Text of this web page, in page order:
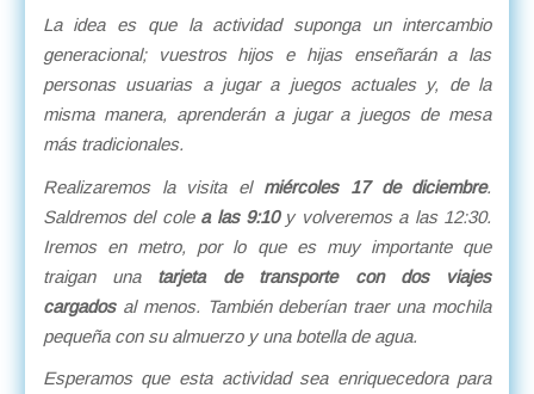
La idea es que la actividad suponga un intercambio
generacional; vuestros hijos e hijas enseñarán a las
personas usuarias a jugar a juegos actuales y, de la
misma manera, aprenderán a jugar a juegos de mesa
más tradicionales.
Realizaremos la visita el miércoles 17 de diciembre.
Saldremos del colea las 9:10y volveremos a las 12:30.
Iremos en metro, por lo que es muy importante que
traigan una tarjeta de transporte con dos viajes
cargadosal menos. También deberían traer una mochila
pequeña con su almuerzo y una botella de agua.
Esperamos que esta actividad sea enriquecedora para